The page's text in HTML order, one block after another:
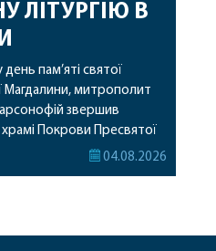
ЛІТУРГІЮ В
пам’яті святої
Магдалини, митрополит
звершив
Покрови Пресвятої
Барського благочиння.
04.08.2026